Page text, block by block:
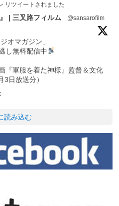
リツイートされました
| 三叉路フィルム
@sansarofilm
オマガジン」
し無料配信中
『軍服を着た神様』監督＆文化
3日放送分）
読み込む